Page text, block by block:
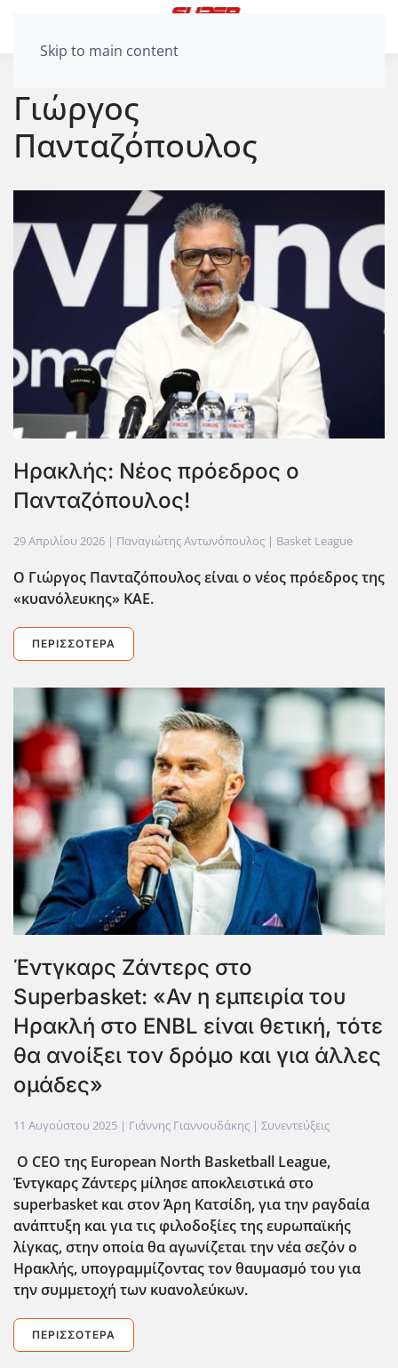
Skip to main content
Γιώργος
Πανταζόπουλος
Ηρακλής: Νέος πρόεδρος ο
Πανταζόπουλος!
29 Απριλίου 2026 | Παναγιώτης Αντωνόπουλος | Basket League
Ο Γιώργος Πανταζόπουλος είναι ο νέος πρόεδρος της
«κυανόλευκης» ΚΑΕ.
ΠΕΡΙΣΣΌΤΕΡΑ
Έντγκαρς Ζάντερς στο
Superbasket: «Αν η εμπειρία του
Ηρακλή στο ENBL είναι θετική, τότε
θα ανοίξει τον δρόμο και για άλλες
ομάδες»
11 Αυγούστου 2025 | Γιάννης Γιαννουδάκης | Συνεντεύξεις
O CEO της European North Basketball League,
Έντγκαρς Ζάντερς μίλησε αποκλειστικά στο
superbasket και στον Άρη Κατσίδη, για την ραγδαία
ανάπτυξη και για τις φιλοδοξίες της ευρωπαϊκής
λίγκας, στην οποία θα αγωνίζεται την νέα σεζόν ο
Ηρακλής, υπογραμμίζοντας τον θαυμασμό του για
την συμμετοχή των κυανολεύκων.
ΠΕΡΙΣΣΌΤΕΡΑ